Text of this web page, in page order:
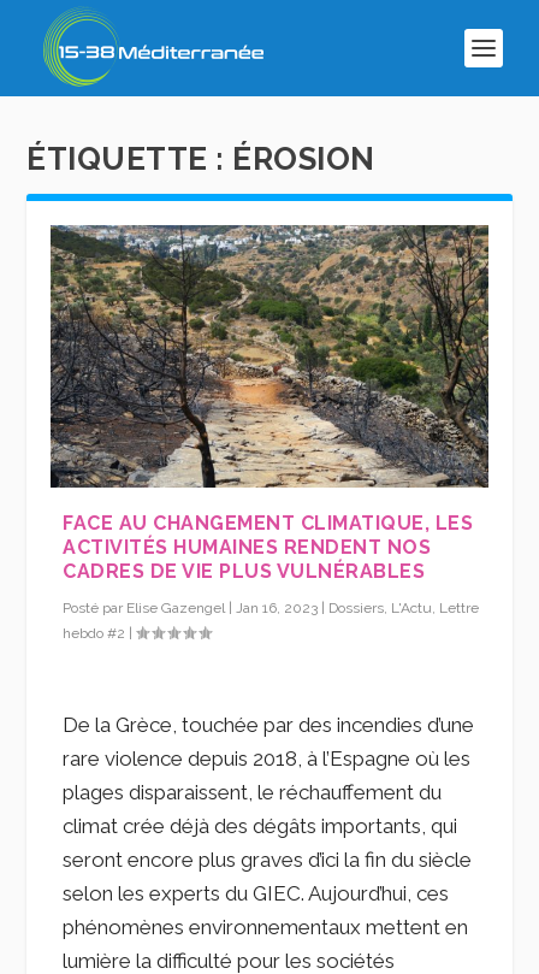
ÉTIQUETTE : ÉROSION
FACE AU CHANGEMENT CLIMATIQUE, LES
ACTIVITÉS HUMAINES RENDENT NOS
CADRES DE VIE PLUS VULNÉRABLES
Posté par Elise Gazengel | Jan 16, 2023 | Dossiers L'Actu Lettre
hebdo #2 |
De la Grèce, touchée par des incendies d’une
rare violence depuis 2018, à l’Espagne où les
plages disparaissent, le réchauffement du
climat crée déjà des dégâts importants, qui
seront encore plus graves d’ici la fin du siècle
selon les experts du GIEC. Aujourd’hui, ces
phénomènes environnementaux mettent en
lumière la difficulté pour les sociétés